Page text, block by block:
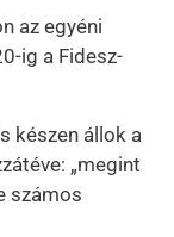
az egyéni
ig a Fidesz-
készen állok a
„megint
számos